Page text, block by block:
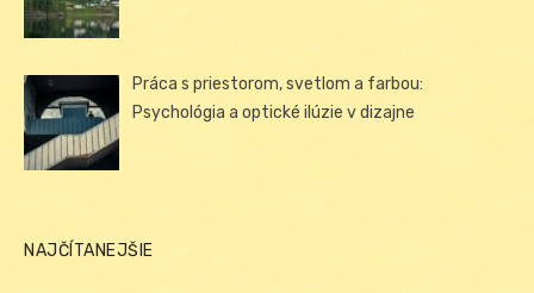
Práca s priestorom, svetlom a farbou:
Psychológia a optické ilúzie v dizajne
NAJČÍTANEJŠIE